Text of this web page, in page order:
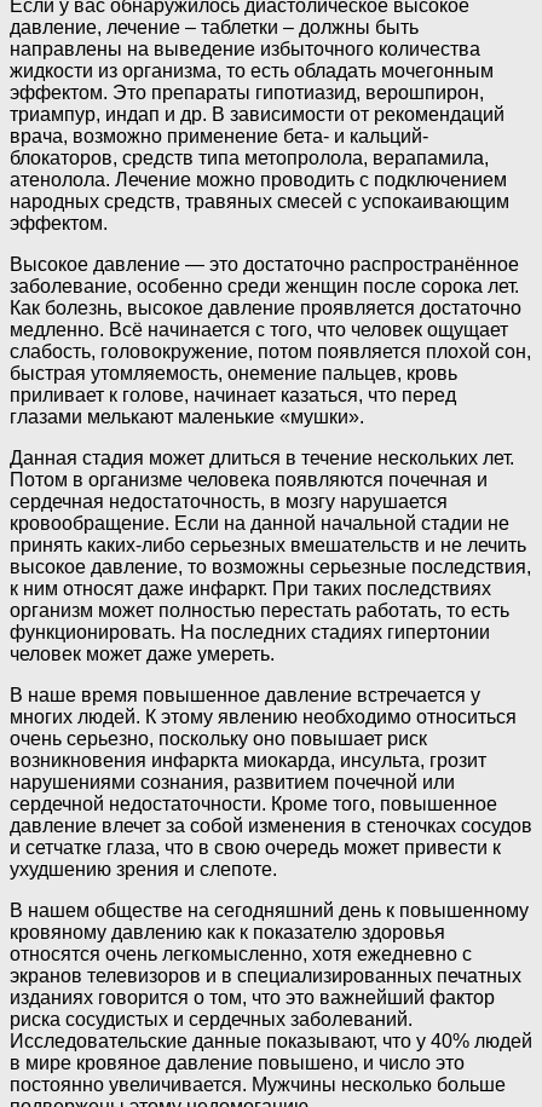
Если у вас обнаружилось диастолическое высокое
давление, лечение – таблетки – должны быть
направлены на выведение избыточного количества
жидкости из организма, то есть обладать мочегонным
эффектом. Это препараты гипотиазид, верошпирон,
триампур, индап и др. В зависимости от рекомендаций
врача, возможно применение бета- и кальций-
блокаторов, средств типа метопролола, верапамила,
атенолола. Лечение можно проводить с подключением
народных средств, травяных смесей с успокаивающим
эффектом.
Высокое давление — это достаточно распространённое
заболевание, особенно среди женщин после сорока лет.
Как болезнь, высокое давление проявляется достаточно
медленно. Всё начинается с того, что человек ощущает
слабость, головокружение, потом появляется плохой сон,
быстрая утомляемость, онемение пальцев, кровь
приливает к голове, начинает казаться, что перед
глазами мелькают маленькие «мушки».
Данная стадия может длиться в течение нескольких лет.
Потом в организме человека появляются почечная и
сердечная недостаточность, в мозгу нарушается
кровообращение. Если на данной начальной стадии не
принять каких-либо серьезных вмешательств и не лечить
высокое давление, то возможны серьезные последствия,
к ним относят даже инфаркт. При таких последствиях
организм может полностью перестать работать, то есть
функционировать. На последних стадиях гипертонии
человек может даже умереть.
В наше время повышенное давление встречается у
многих людей. К этому явлению необходимо относиться
очень серьезно, поскольку оно повышает риск
возникновения инфаркта миокарда, инсульта, грозит
нарушениями сознания, развитием почечной или
сердечной недостаточности. Кроме того, повышенное
давление влечет за собой изменения в стеночках сосудов
и сетчатке глаза, что в свою очередь может привести к
ухудшению зрения и слепоте.
В нашем обществе на сегодняшний день к повышенному
кровяному давлению как к показателю здоровья
относятся очень легкомысленно, хотя ежедневно с
экранов телевизоров и в специализированных печатных
изданиях говорится о том, что это важнейший фактор
риска сосудистых и сердечных заболеваний.
Исследовательские данные показывают, что у 40% людей
в мире кровяное давление повышено, и число это
постоянно увеличивается. Мужчины несколько больше